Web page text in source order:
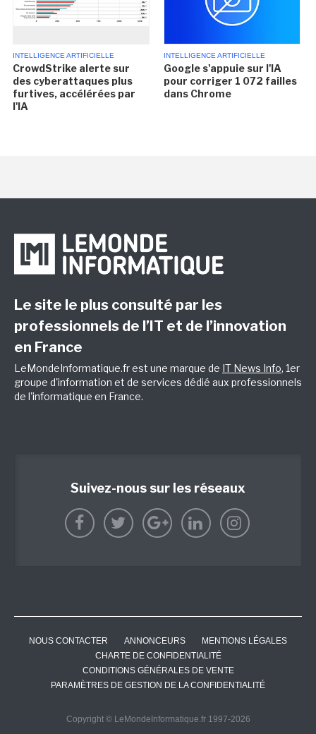
INTELLIGENCE ARTIFICIELLE
CrowdStrike alerte sur
des cyberattaques plus
furtives, accélérées par
l'IA
INTELLIGENCE ARTIFICIELLE
Google s'appuie sur l'IA
pour corriger 1 072 failles
dans Chrome
Le site le plus consulté par les
professionnels de l’IT et de l’innovation
en France
LeMondeInformatique.fr est une marque de IT News Info, 1er
groupe d'information et de services dédié aux professionnels
de l'informatique en France.
Suivez-nous sur les réseaux
NOUS CONTACTER ANNONCEURS
MENTIONS LÉGALES
CHARTE DE CONFIDENTIALITÉ
CONDITIONS GÉNÉRALES DE VENTE
PARAMÈTRES DE GESTION DE LA CONFIDENTIALITÉ
Copyright © LeMondeInformatique.fr 1997-2026